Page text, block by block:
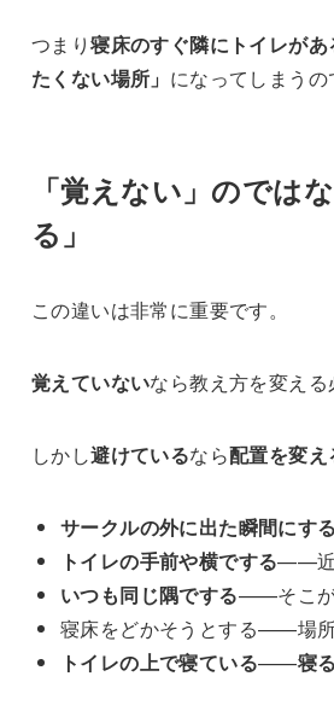
つまり寝床のすぐ隣にトイレがあ
たくない場所」 になってしまうの
「覚えない」のでは
る」
この違いは非常に重要です。
覚えていないなら教え方を変える
しかし避けているなら配置を変
サークルの外に出た瞬間にする
トイレの手前や横でする——近
いつも同じ隅でする——そこが
寝床をどかそうとする——場
トイレの上で寝ている——寝